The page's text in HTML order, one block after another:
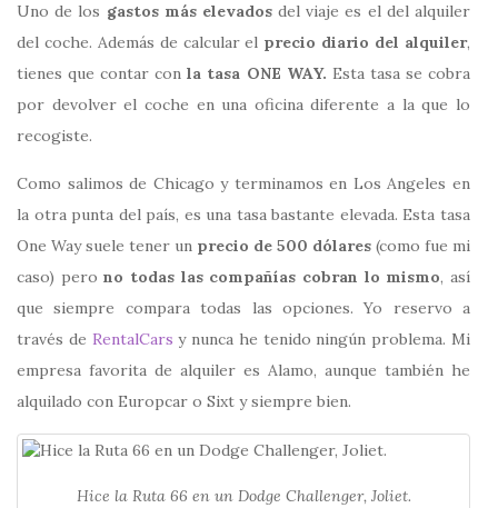
Uno de los gastos más elevadosdel viaje es el del alquiler
del coche. Además de calcular el precio diario del alquiler,
tienes que contar conla tasa ONE WAY. Esta tasa se cobra
por devolver el coche en una oficina diferente a la que lo
recogiste.
Como salimos de Chicago y terminamos en Los Angeles en
la otra punta del país, es una tasa bastante elevada. Esta tasa
One Way suele tener un precio de 500 dólares (como fue mi
caso) perono todas las compañías cobran lo mismo, así
que siempre compara todas las opciones. Yo reservo a
través de RentalCars y nunca he tenido ningún problema. Mi
empresa favorita de alquiler es Alamo, aunque también he
alquilado con Europcar o Sixt y siempre bien.
Hice la Ruta 66 en un Dodge Challenger, Joliet.